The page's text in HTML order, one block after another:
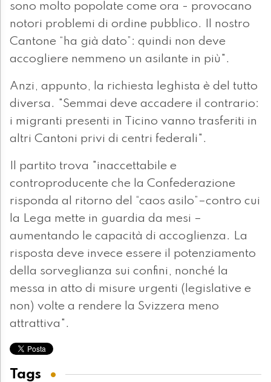
sono molto popolate come ora - provocano
notori problemi di ordine pubblico. Il nostro
Cantone “ha già dato”: quindi non deve
accogliere nemmeno un asilante in più".
Anzi, appunto, la richiesta leghista è del tutto
diversa. "Semmai deve accadere il contrario:
i migranti presenti in Ticino vanno trasferiti in
altri Cantoni privi di centri federali".
Il partito trova "inaccettabile e
controproducente che la Confederazione
risponda al ritorno del “caos asilo”–contro cui
la Lega mette in guardia da mesi –
aumentando le capacità di accoglienza. La
risposta deve invece essere il potenziamento
della sorveglianza sui confini, nonché la
messa in atto di misure urgenti (legislative e
non) volte a rendere la Svizzera meno
attrattiva".
Tags